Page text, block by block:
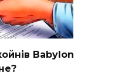
Babylon